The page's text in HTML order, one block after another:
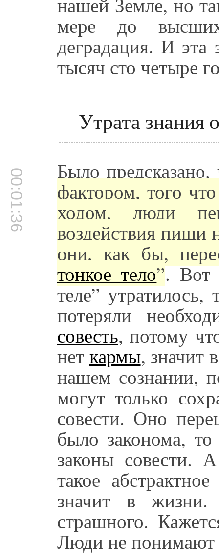
мере до
деградация. И эта
тысяч сто четыре
Утрата знания
00:01:36 Было предсказано,
фактором, того
ходом, люди
воздействия пищи
они, как бы,
тонкое тело”. Вот
теле”
потеряли
совесть, потому
нет кармы, значит
нашем сознании,
могут только
совести. Оно
было законома,
законы совести.
такое
значит в
страшного.
Люди не понимают